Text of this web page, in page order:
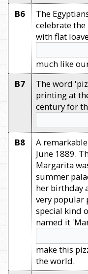
B6
The
celebrate
with flat
much like
B7
The word
printing at
century for
B8
A
June 1889.
Margarita
summer
her birthday
very popular
special kind
named it
make this
the world.